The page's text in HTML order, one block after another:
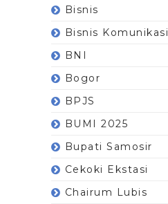
Bisnis
Bisnis Komunikasi
BNI
Bogor
BPJS
BUMI 2025
Bupati Samosir
Cekoki Ekstasi
Chairum Lubis